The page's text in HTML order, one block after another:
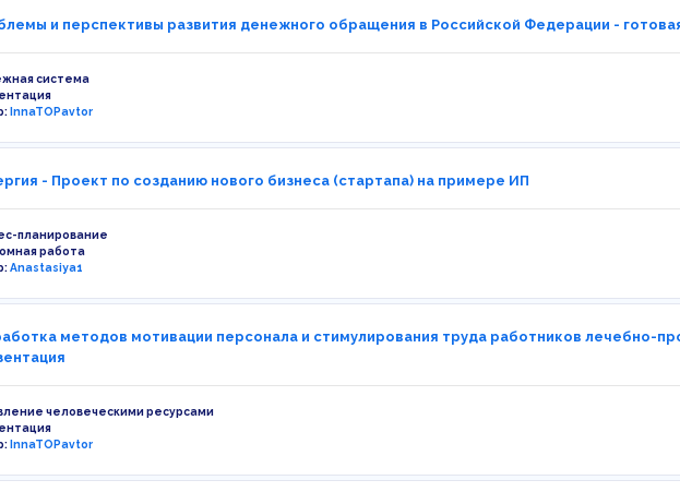
и перспективы развития денежного обращения в Российской Федерации -
система
InnaTOPavtor
- Проект по созданию нового бизнеса (стартапа) на примере ИП
планирование
работа
Anastasiya1
методов мотивации персонала и стимулирования труда работников лечебно-
человеческими ресурсами
InnaTOPavtor